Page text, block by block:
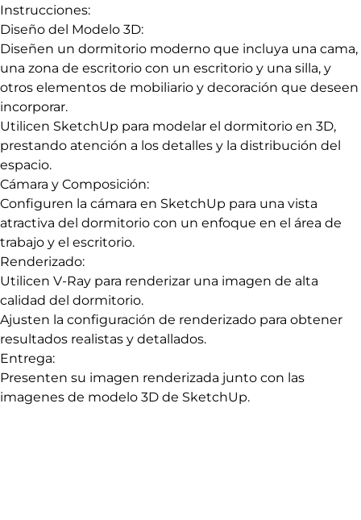
Instrucciones:
Diseño del Modelo 3D:
Diseñen un dormitorio moderno que incluya una cama,
una zona de escritorio con un escritorio y una silla, y
otros elementos de mobiliario y decoración que deseen
incorporar.
Utilicen SketchUp para modelar el dormitorio en 3D,
prestando atención a los detalles y la distribución del
espacio.
Cámara y Composición:
Configuren la cámara en SketchUp para una vista
atractiva del dormitorio con un enfoque en el área de
trabajo y el escritorio.
Renderizado:
Utilicen V-Ray para renderizar una imagen de alta
calidad del dormitorio.
Ajusten la configuración de renderizado para obtener
resultados realistas y detallados.
Entrega:
Presenten su imagen renderizada junto con las
imagenes de modelo 3D de SketchUp.